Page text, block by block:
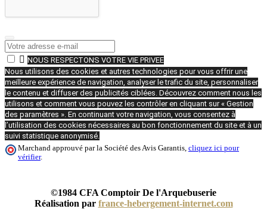
 NOUS RESPECTONS VOTRE VIE PRIVEE
Nous utilisons des cookies et autres technologies pour vous offrir une
meilleure expérience de navigation, analyser le trafic du site, personnaliser
le contenu et diffuser des publicités ciblées. Découvrez comment nous les
utilisons et comment vous pouvez les contrôler en cliquant sur « Gestion
des paramètres ». En continuant votre navigation, vous consentez à
l’utilisation des cookies nécessaires au bon fonctionnement du site et à un
suivi statistique anonymisé.
Marchand approuvé par la Société des Avis Garantis, cliquez ici pour
vérifier.
©1984 CFA Comptoir De l'Arquebuserie
Réalisation par france-hebergement-internet.com